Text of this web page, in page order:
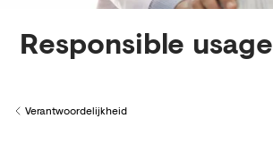
Responsible usage
Back to
Verantwoordelijkheid